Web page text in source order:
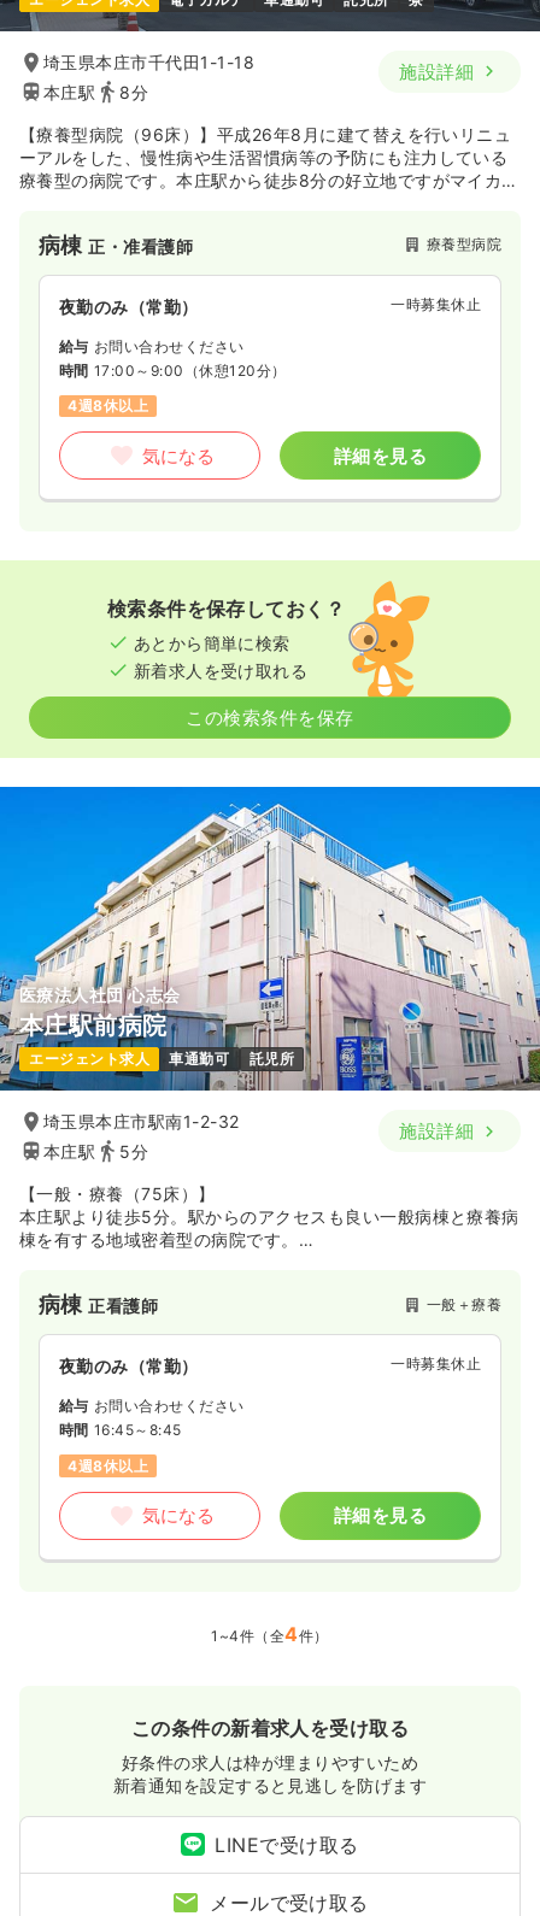
埼玉県本庄市千代田1-1-18
本庄駅
8分
施設詳細
【療養型病院（96床）】平成26年8月に建て替えを行いリニュ
ーアルをした、慢性病や生活習慣病等の予防にも注力している
療養型の病院です。本庄駅から徒歩8分の好立地ですがマイカー
く勤務されています。
病棟正・准看護師 療養型病院
夜勤のみ（常勤） 一時募集休止
給与 お問い合わせください
時間 17:00～9:00 （休憩120分）
4週8休以上
気になる 詳細を見る
検索条件を保存しておく？
あとから簡単に検索
新着求人を受け取れる
この検索条件を保存
医療法人社団 心志会
本庄駅前病院
エージェント求人 車通勤可 託児所
埼玉県本庄市駅南1-2-32
本庄駅
5分
施設詳細
【一般・療養（75床）】
本庄駅より徒歩5分。駅からのアクセスも良い一般病棟と療養病
棟を有する地域密着型の病院です。
時代と共に変化する、地域の需要にあわせ、急性期から慢性期
まで幅広い医療を提供しています。
そして2020年6月、ついに移転します。
今よりも少し駅に近づき、設備関連すべてキレイになります。
病棟正看護師 一般＋療養
夜勤のみ（常勤） 一時募集休止
給与 お問い合わせください
時間 16:45～8:45
4週8休以上
気になる 詳細を見る
1~4件（全4件）
この条件の新着求人を受け取る
好条件の求人は枠が埋まりやすいため
新着通知を設定すると見逃しを防げます
LINEで受け取る
メールで受け取る